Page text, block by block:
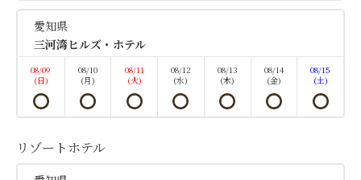
迎えた中級コース～ ●特色 ・女性には色浴衣を無料
貸出致します。※通常880円(税込) ・Cafeラウンジ
(13:00～17:00)でウェルカムドリンクをご用意致し
ます。 ・陶芸体験が半額でご...
空室なし
愛知県
三河湾ヒルズ・ホテル
08/09
(日)
08/10
(月)
08/11
(火)
08/12
(水)
08/13
(木)
08/14
(金)
08/15
(土)
リゾートホテル